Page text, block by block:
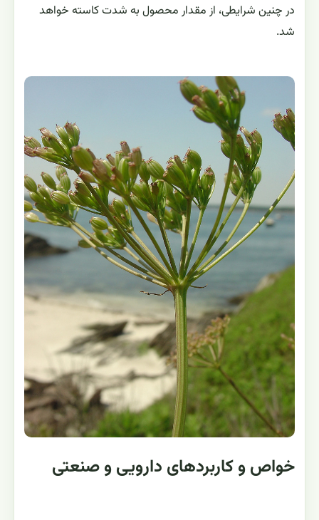
در چنین شرایطی، از مقدار محصول به شدت کاسته خواهد
شد.
خواص و کاربردهای دارویی و صنعتی